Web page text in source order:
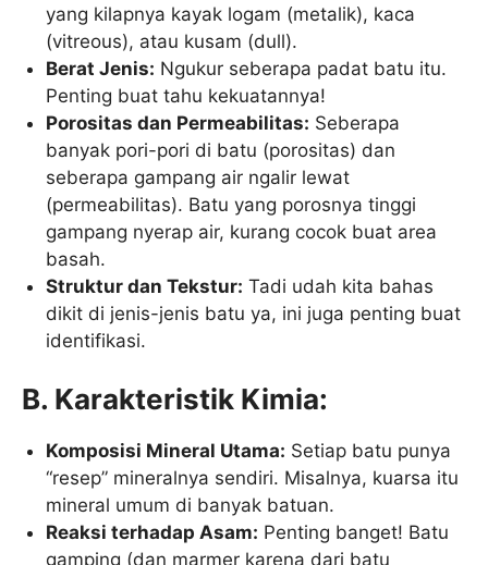
yang kilapnya kayak logam (metalik), kaca
(vitreous), atau kusam (dull).
Berat Jenis: Ngukur seberapa padat batu itu.
Penting buat tahu kekuatannya!
Porositas dan Permeabilitas: Seberapa
banyak pori-pori di batu (porositas) dan
seberapa gampang air ngalir lewat
(permeabilitas). Batu yang porosnya tinggi
gampang nyerap air, kurang cocok buat area
basah.
Struktur dan Tekstur: Tadi udah kita bahas
dikit di jenis-jenis batu ya, ini juga penting buat
identifikasi.
B. Karakteristik Kimia:
Komposisi Mineral Utama: Setiap batu punya
“resep” mineralnya sendiri. Misalnya, kuarsa itu
mineral umum di banyak batuan.
Reaksi terhadap Asam: Penting banget! Batu
gamping (dan marmer karena dari batu